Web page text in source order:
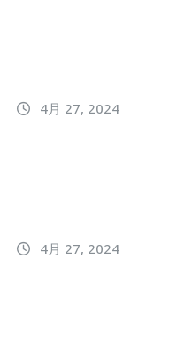
4月 27, 2024
4月 27, 2024